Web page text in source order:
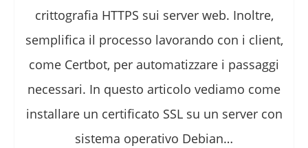
crittografia HTTPS sui server web. Inoltre,
semplifica il processo lavorando con i client,
come Certbot, per automatizzare i passaggi
necessari. In questo articolo vediamo come
installare un certificato SSL su un server con
sistema operativo Debian…